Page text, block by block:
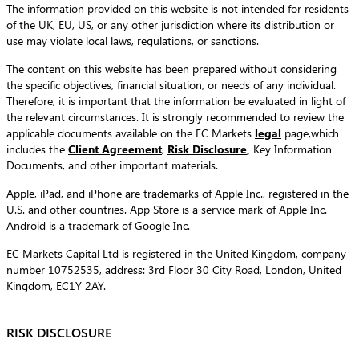
The information provided on this website is not intended for residents
of the UK, EU, US, or any other jurisdiction where its distribution or
use may violate local laws, regulations, or sanctions.
The content on this website has been prepared without considering
the specific objectives, financial situation, or needs of any individual.
Therefore, it is important that the information be evaluated in light of
the relevant circumstances. It is strongly recommended to review the
applicable documents available on the EC Markets legal page,which
includes the Client Agreement, Risk Disclosure, Key Information
Documents, and other important materials.
Apple, iPad, and iPhone are trademarks of Apple Inc., registered in the
U.S. and other countries. App Store is a service mark of Apple Inc.
Android is a trademark of Google Inc.
EC Markets Capital Ltd is registered in the United Kingdom, company
number 10752535, address: 3rd Floor 30 City Road, London, United
Kingdom, EC1Y 2AY.
RISK DISCLOSURE